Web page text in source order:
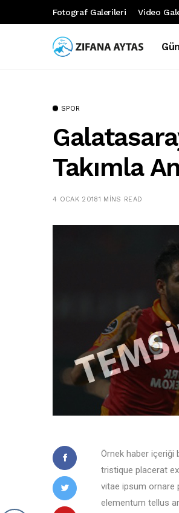
Fotograf Galerileri Video
SPOR
Takımla
4 OCAK 20181 MINS READ
Örnek haber içeriği
tristique placerat
vitae ipsum ornare
elementum tellus